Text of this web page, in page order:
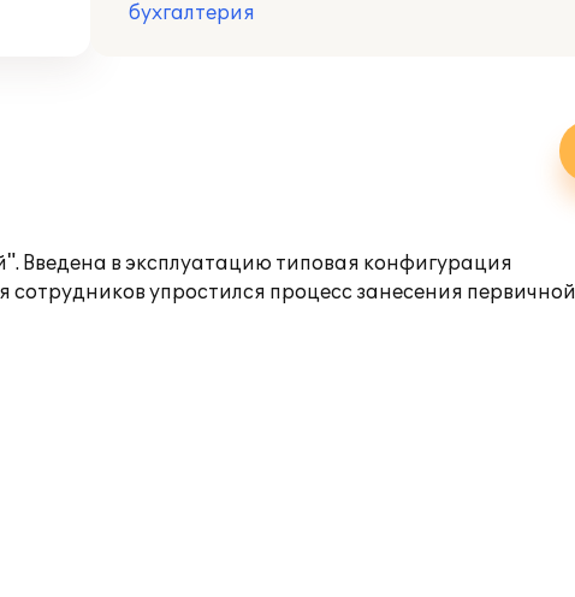
бухгалтерия
в эксплуатацию типовая конфигурация
упростился процесс занесения первичной